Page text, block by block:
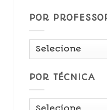
POR
POR TÉCNICA